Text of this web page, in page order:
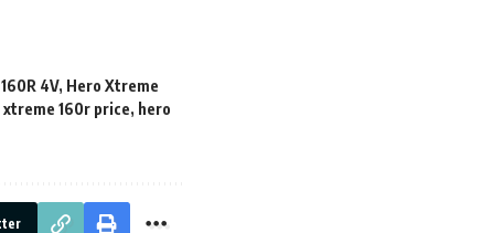
4V, Hero Xtreme
xtreme 160r price, hero